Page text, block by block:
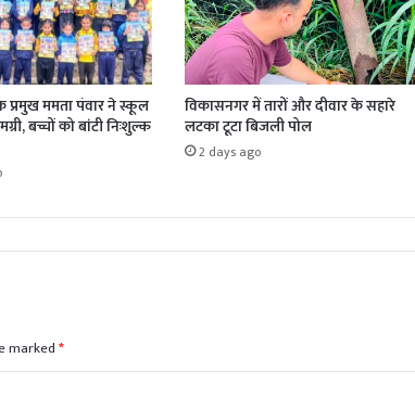
प्रमुख ममता पंवार ने स्कूल
बच्चों को बांटी निःशुल्क
विकासनगर में तारों और दीवार के सहारे
लटका टूटा बिजली पोल
2 days ago
marked*